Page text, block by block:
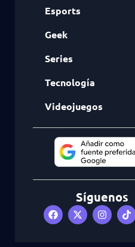
Esports
Geek
Series
Tecnología
Videojuegos
Síguenos